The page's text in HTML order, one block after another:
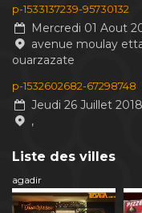
p-1533137239-95730132
Mercredi 01 Aout
avenue moulay
ouarzazate
p-1532602682-67298748
Jeudi 26 Juillet
,
Liste des villes
agadir